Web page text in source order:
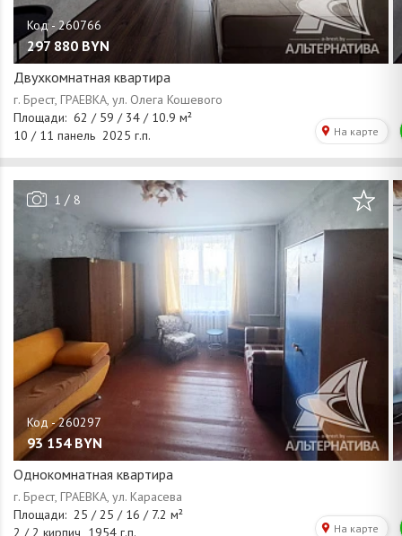
297 880 BYN
Двухкомнатная квартира
1 / 8
93 154 BYN
Однокомнатная квартира